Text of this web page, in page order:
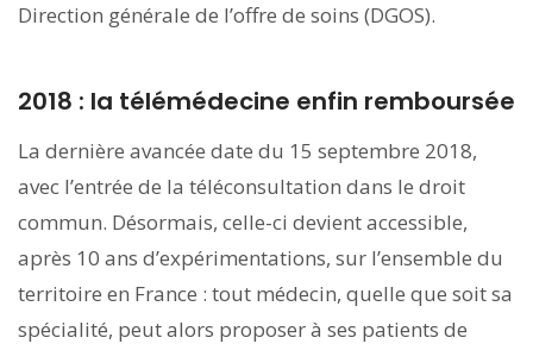
Direction générale de l’offre de soins (DGOS).
2018 : la télémédecine enfin remboursée
La dernière avancée date du 15 septembre 2018,
avec l’entrée de la téléconsultation dans le droit
commun. Désormais, celle-ci devient accessible,
après 10 ans d’expérimentations, sur l’ensemble du
territoire en France : tout médecin, quelle que soit sa
spécialité, peut alors proposer à ses patients de